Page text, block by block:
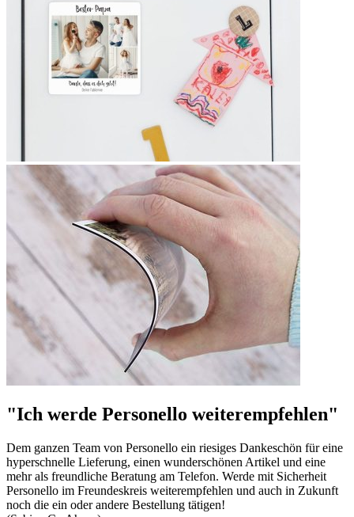
"Ich werde Personello weiterempfehlen"
Dem ganzen Team von Personello ein riesiges Dankeschön für eine
hyperschnelle Lieferung, einen wunderschönen Artikel und eine
mehr als freundliche Beratung am Telefon. Werde mit Sicherheit
Personello im Freundeskreis weiterempfehlen und auch in Zukunft
noch die ein oder andere Bestellung tätigen!